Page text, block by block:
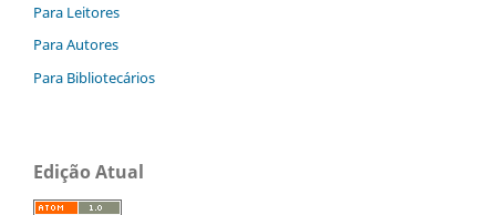
Para Leitores
Para Autores
Para Bibliotecários
Edição Atual